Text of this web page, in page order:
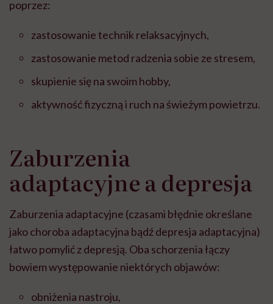
poprzez:
zastosowanie technik relaksacyjnych,
zastosowanie metod radzenia sobie ze stresem,
skupienie się na swoim hobby,
aktywność fizyczną i ruch na świeżym powietrzu.
Zaburzenia
adaptacyjne a depresja
Zaburzenia adaptacyjne (czasami błędnie określane
jako choroba adaptacyjna bądź depresja adaptacyjna)
łatwo pomylić z depresją. Oba schorzenia łączy
bowiem występowanie niektórych objawów:
obniżenia nastroju,